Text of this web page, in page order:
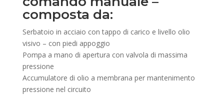
composta da:
Serbatoio in acciaio con tappo di carico e livello olio
visivo – con piedi appoggio
Pompa a mano di apertura con valvola di massima
pressione
Accumulatore di olio a membrana per mantenimento
pressione nel circuito